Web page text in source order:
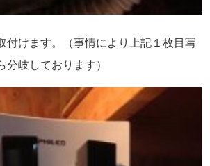
付けます。（事情により上記１枚目写
分岐しております）